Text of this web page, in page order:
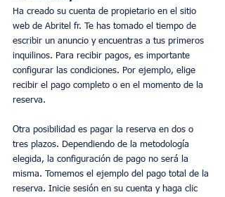
Ha creado su cuenta de propietario en el sitio
web de Abritel fr. Te has tomado el tiempo de
escribir un anuncio y encuentras a tus primeros
inquilinos. Para recibir pagos, es importante
configurar las condiciones. Por ejemplo, elige
recibir el pago completo o en el momento de la
reserva.
Otra posibilidad es pagar la reserva en dos o
tres plazos. Dependiendo de la metodología
elegida, la configuración de pago no será la
misma. Tomemos el ejemplo del pago total de la
reserva. Inicie sesión en su cuenta y haga clic